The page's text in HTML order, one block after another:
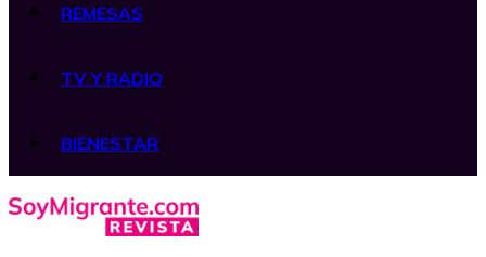
REMESAS
TV Y RADIO
BIENESTAR